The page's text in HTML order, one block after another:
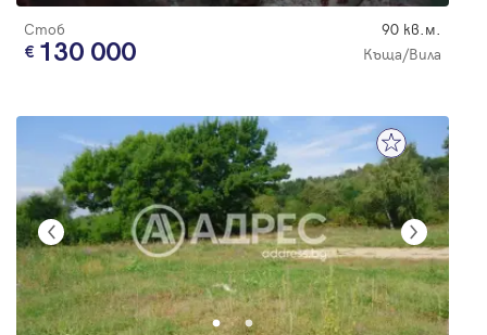
Стоб 90 кв.м.
130 000 Къща/Вила